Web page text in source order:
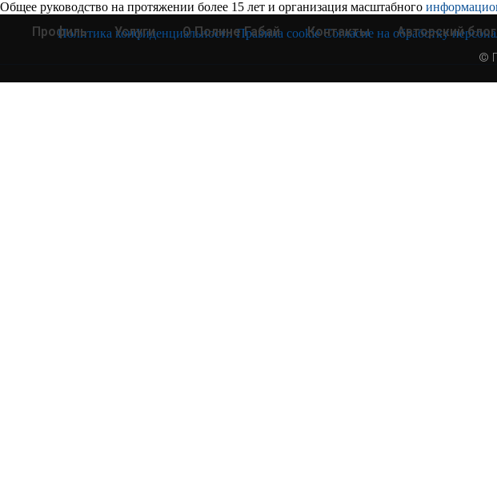
Профиль Услуги О Полине Габай Контакты Авторский блог
Общее руководство на протяжении более 15 лет и организация масштабного
Политика конфиденциальности Правила cookie Согласие на обработку
©